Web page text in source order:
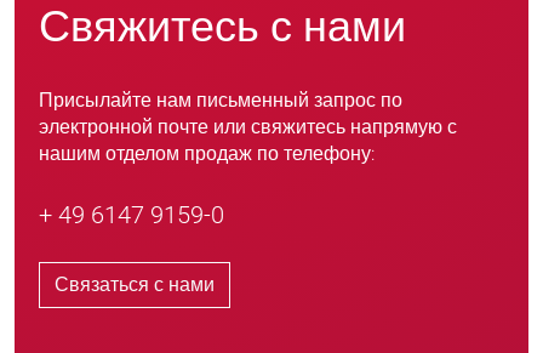
Свяжитесь с нами
Присылайте нам письменный запрос по
электронной почте или свяжитесь напрямую с
нашим отделом продаж по телефону:
+ 49 6147 9159-0
Связаться с нами